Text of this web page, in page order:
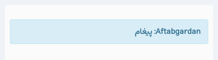
Aftabgardan: پيغام